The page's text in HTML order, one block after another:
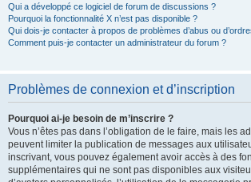
Qui a développé ce logiciel de forum de discussions ?
Pourquoi la fonctionnalité X n’est pas disponible ?
Qui dois-je contacter à propos de problèmes d’abus ou
Comment puis-je contacter un administrateur du forum ?
Problèmes de connexion et d’inscription
Pourquoi ai-je besoin de m’inscrire ?
Vous n’êtes pas dans l’obligation de le faire, mais les
peuvent limiter la publication de messages aux
inscrivant, vous pouvez également avoir accès à des
supplémentaires qui ne sont pas disponibles aux